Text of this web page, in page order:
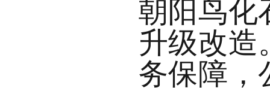
朝阳鸟化
升级改造
务保障